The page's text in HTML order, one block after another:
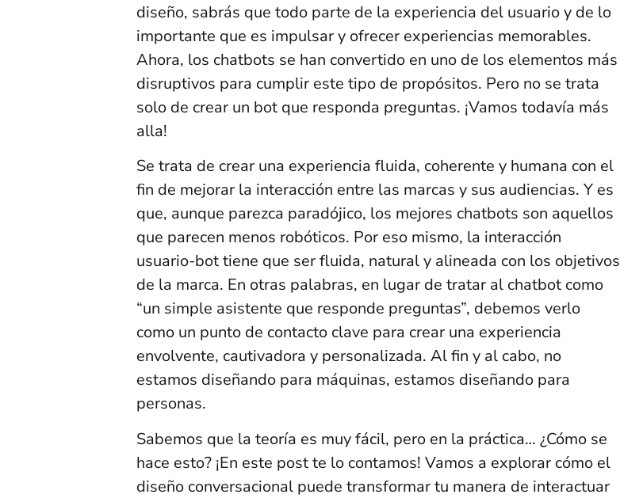
diseño, sabrás que todo parte de la experiencia del usuario y de lo
importante que es impulsar y ofrecer experiencias memorables.
Ahora, los chatbots se han convertido en uno de los elementos más
disruptivos para cumplir este tipo de propósitos. Pero no se trata
solo de crear un bot que responda preguntas. ¡Vamos todavía más
alla!
Se trata de crear una experiencia fluida, coherente y humana con el
fin de mejorar la interacción entre las marcas y sus audiencias. Y es
que, aunque parezca paradójico, los mejores chatbots son aquellos
que parecen menos robóticos. Por eso mismo, la interacción
usuario-bot tiene que ser fluida, natural y alineada con los objetivos
de la marca. En otras palabras, en lugar de tratar al chatbot como
“un simple asistente que responde preguntas”, debemos verlo
como un punto de contacto clave para crear una experiencia
envolvente, cautivadora y personalizada. Al fin y al cabo, no
estamos diseñando para máquinas, estamos diseñando para
personas.
Sabemos que la teoría es muy fácil, pero en la práctica… ¿Cómo se
hace esto? ¡En este post te lo contamos! Vamos a explorar cómo el
diseño conversacional puede transformar tu manera de interactuar